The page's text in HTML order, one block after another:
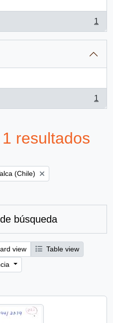
1
1
resultados
filter:
(Chile)
búsqueda
view
Table view